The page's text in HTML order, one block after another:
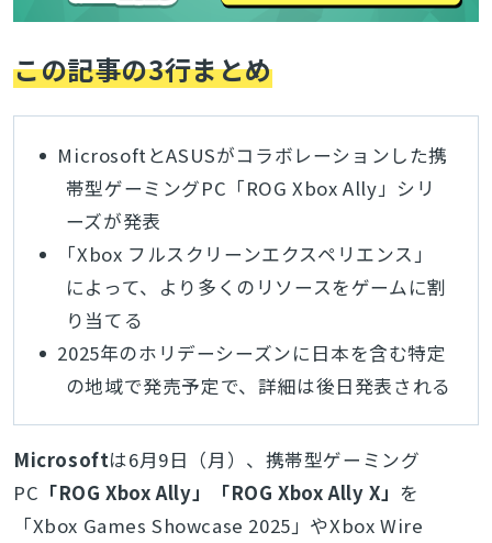
この記事の3行まとめ
MicrosoftとASUSがコラボレーションした携
帯型ゲーミングPC「ROG Xbox Ally」シリ
ーズが発表
「Xbox フルスクリーンエクスペリエンス」
によって、より多くのリソースをゲームに割
り当てる
2025年のホリデーシーズンに日本を含む特定
の地域で発売予定で、詳細は後日発表される
Microsoftは6月9日（月）、携帯型ゲーミング
PC 「ROG Xbox Ally」「ROG Xbox Ally X」 を
「Xbox Games Showcase 2025」やXbox Wire